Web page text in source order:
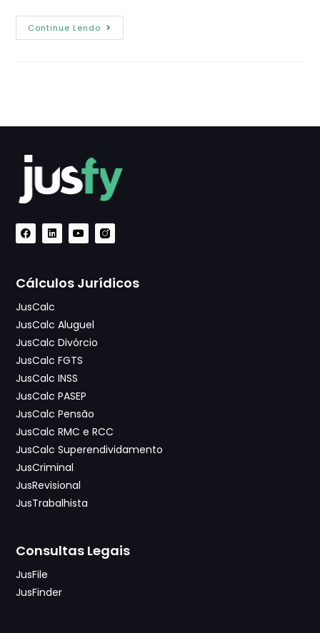
Continue Lendo
Cálculos Jurídicos
JusCalc
JusCalc Aluguel
JusCalc Divórcio
JusCalc FGTS
JusCalc INSS
JusCalc PASEP
JusCalc Pensão
JusCalc RMC e RCC
JusCalc Superendividamento
JusCriminal
JusRevisional
JusTrabalhista
Consultas Legais
JusFile
JusFinder